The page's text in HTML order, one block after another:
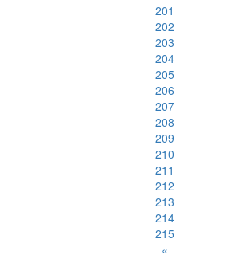
201
202
203
204
205
206
207
208
209
210
211
212
213
214
215
»